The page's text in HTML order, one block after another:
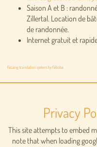
Saison A et B :
Zillertal. Location de
de randonnée.
Internet gratuit et
FaLang translation system by Faboba
Privacy
This site attempts to embed
note that when loading